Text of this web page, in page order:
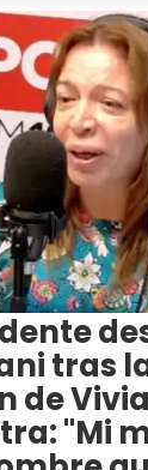
tras
de
"Mi